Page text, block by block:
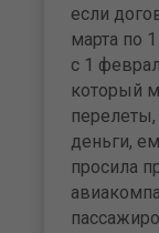
если
марта по
с 1
который
перелеты,
деньги,
просила